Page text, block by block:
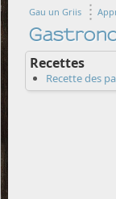
Gau un Griis
Recettes
Recette des